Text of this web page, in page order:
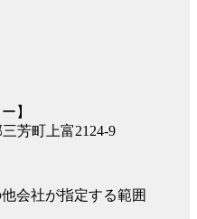
】
芳町上富2124-9
会社が指定する範囲